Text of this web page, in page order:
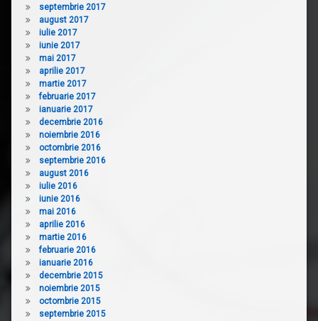
septembrie 2017
august 2017
iulie 2017
iunie 2017
mai 2017
aprilie 2017
martie 2017
februarie 2017
ianuarie 2017
decembrie 2016
noiembrie 2016
octombrie 2016
septembrie 2016
august 2016
iulie 2016
iunie 2016
mai 2016
aprilie 2016
martie 2016
februarie 2016
ianuarie 2016
decembrie 2015
noiembrie 2015
octombrie 2015
septembrie 2015